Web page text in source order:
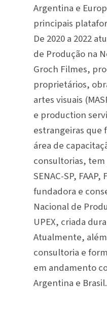
Argentina e
principais
De 2020 a 2022
de Produção na
Groch Filmes,
proprietários,
artes visuais
e production
estrangeiras que
área de
consultorias,
SENAC-SP, FAAP,
fundadora e
Nacional de
UPEX, criada
Atualmente,
consultoria e
em andamento
Argentina e Brasil.